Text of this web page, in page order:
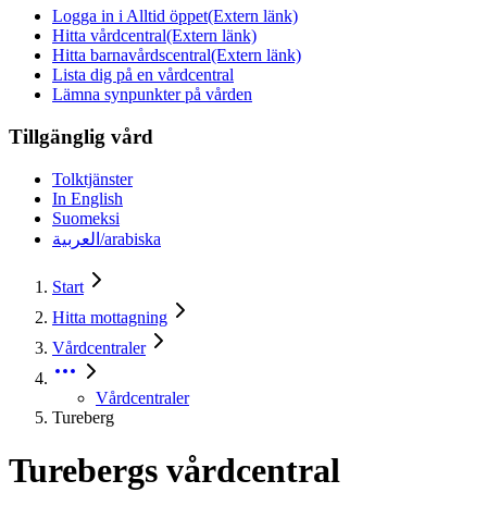
Logga in i Alltid öppet(Extern länk)
Hitta vårdcentral(Extern länk)
Hitta barnavårdscentral(Extern länk)
Lista dig på en vårdcentral
Lämna synpunkter på vården
Tillgänglig vård
Tolktjänster
In English
Suomeksi
العربية/arabiska
Start
Hitta mottagning
Vårdcentraler
Vårdcentraler
Tureberg
Turebergs vårdcentral